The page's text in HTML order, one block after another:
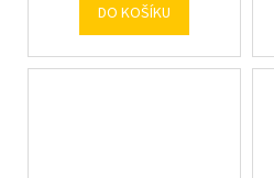
DO KOŠÍKU